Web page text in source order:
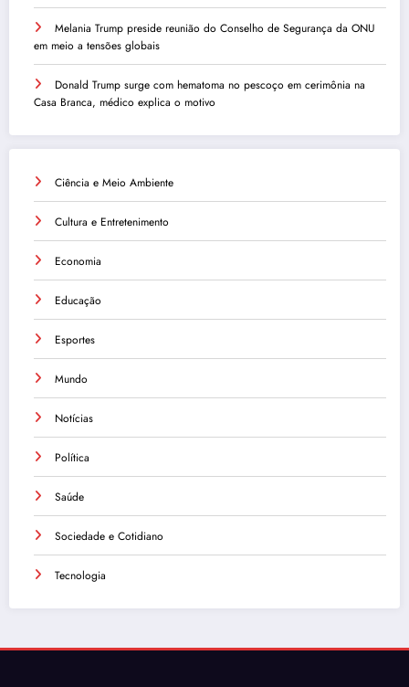
Melania Trump preside reunião do Conselho de Segurança da ONU
em meio a tensões globais
Donald Trump surge com hematoma no pescoço em cerimônia na
Casa Branca, médico explica o motivo
Ciência e Meio Ambiente
Cultura e Entretenimento
Economia
Educação
Esportes
Mundo
Notícias
Política
Saúde
Sociedade e Cotidiano
Tecnologia